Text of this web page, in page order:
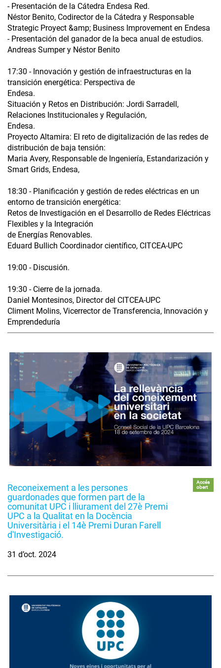
- Presentación de la Cátedra Endesa Red.
Néstor Benito, Codirector de la Cátedra y Responsable
Strategic Proyect &amp; Business Improvement en Endesa
- Presentación del ganador de la beca anual de estudios.
Andreas Sumper y Néstor Benito
17:30 - Innovación y gestión de infraestructuras en la
transición energética: Perspectiva de
Endesa.
Situación y Retos en Distribución: Jordi Sarradell,
Relaciones Institucionales y Regulación,
Endesa.
Proyecto Altamira: El reto de digitalización de las redes de
distribución de baja tensión:
Maria Avery, Responsable de Ingeniería, Estandarización y
Smart Grids, Endesa,
18:30 - Planificación y gestión de redes eléctricas en un
entorno de transición energética:
Retos de Investigación en el Desarrollo de Redes Eléctricas
Flexibles y la Integración
de Energías Renovables.
Eduard Bullich Coordinador científico, CITCEA-UPC
19:00 - Discusión.
19:30 - Cierre de la jornada.
Daniel Montesinos, Director del CITCEA-UPC
Climent Molins, Vicerrector de Transferencia, Innovación y
Emprendeduría
Reconeixement a les persones
guardonades que formen part de la
comunitat UPC i lliurament del 27è Premi
UPC a la Qualitat en la Docència
Universitària i el 14è Premi Duran Farell
d'Investigació.
Accés
obert
31 d’oct. 2024